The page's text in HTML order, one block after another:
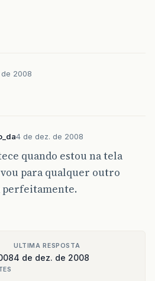
2008
4 de dez. de 2008
quando estou na tela
para qualquer outro
ULTIMA RESPOSTA
4 de dez. de 2008